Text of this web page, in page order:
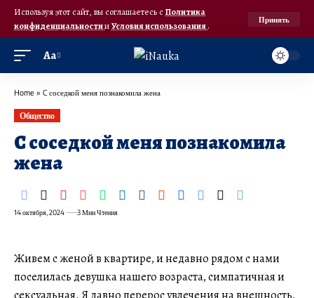
Используя этот сайт, вы соглашаетесь с Политика
конфиденциальностииУсловия использования.
Принять
Аа
Home » C соседкой меня познакомила жена
Общество
C соседкой меня познакомила
жена
14 октября, 2024 3 Мин Чтения
Живем с женой в квартире, и недавно рядом с нами
поселилась девушка нашего возраста, симпатичная и